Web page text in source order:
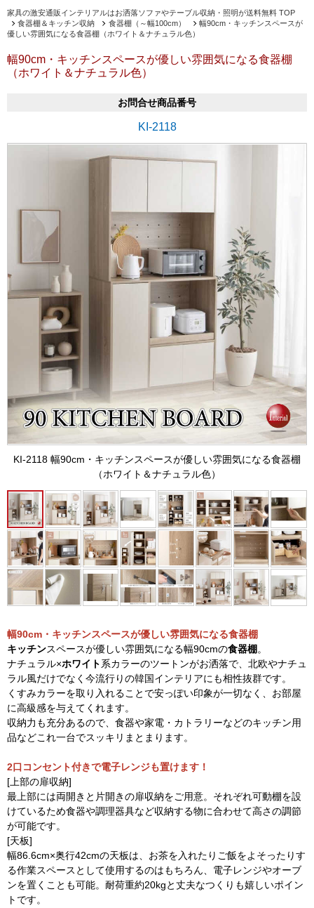
家具の激安通販インテリアルはお洒落ソファやテーブル収納・照明が送料無料 TOP
食器棚＆キッチン収納
食器棚（～幅100cm）
幅90cm・キッチンスペースが
優しい雰囲気になる食器棚（ホワイト＆ナチュラル色）
幅90cm・キッチンスペースが優しい雰囲気になる食器棚
（ホワイト＆ナチュラル色）
お問合せ商品番号
KI-2118
KI-2118 幅90cm・キッチンスペースが優しい雰囲気になる食器棚
（ホワイト＆ナチュラル色）
幅90cm・キッチンスペースが優しい雰囲気になる食器棚
キッチンスペースが優しい雰囲気になる幅90cmの食器棚。
ナチュラル×ホワイト系カラーのツートンがお洒落で、北欧やナチュ
ラル風だけでなく今流行りの韓国インテリアにも相性抜群です。
くすみカラーを取り入れることで安っぽい印象が一切なく、お部屋
に高級感を与えてくれます。
収納力も充分あるので、食器や家電・カトラリーなどのキッチン用
品などこれ一台でスッキリまとまります。
2口コンセント付きで電子レンジも置けます！
[上部の扉収納]
最上部には両開きと片開きの扉収納をご用意。それぞれ可動棚を設
けているため食器や調理器具など収納する物に合わせて高さの調節
が可能です。
[天板]
幅86.6cm×奥行42cmの天板は、お茶を入れたりご飯をよそったりす
る作業スペースとして使用するのはもちろん、電子レンジやオーブ
ンを置くことも可能。耐荷重約20kgと丈夫なつくりも嬉しいポイン
トです。